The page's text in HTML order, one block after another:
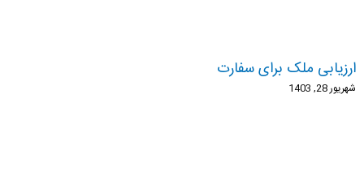
ارزیابی ملک برای سفارت
شهریور 28, 1403